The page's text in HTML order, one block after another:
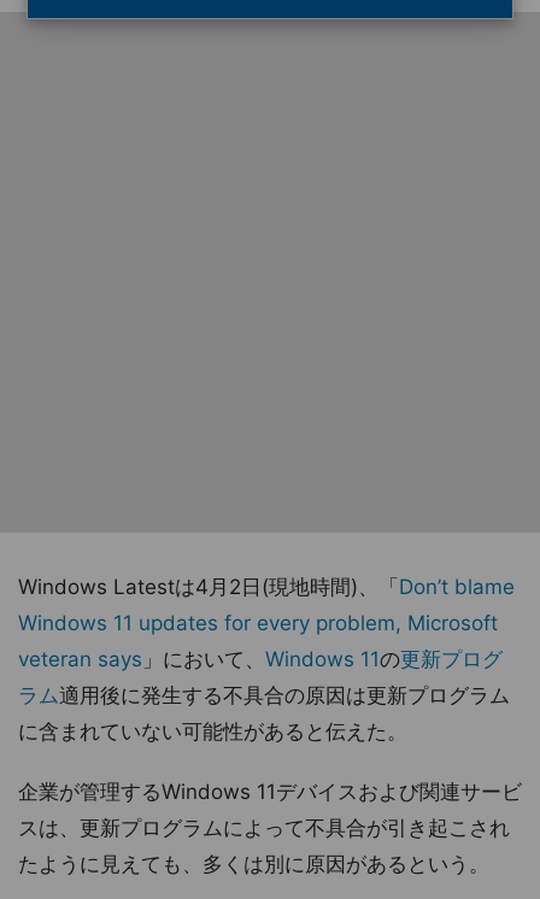
Windows Latestは4月2日(現地時間)、「 Don’t blame
Windows 11 updates for every problem, Microsoft
veteran says 」において、 Windows 11の更新プログ
ラム適用後に発生する不具合の原因は更新プログラム
に含まれていない可能性があると伝えた。
企業が管理するWindows 11デバイスおよび関連サービ
スは、更新プログラムによって不具合が引き起こされ
たように見えても、多くは別に原因があるという。